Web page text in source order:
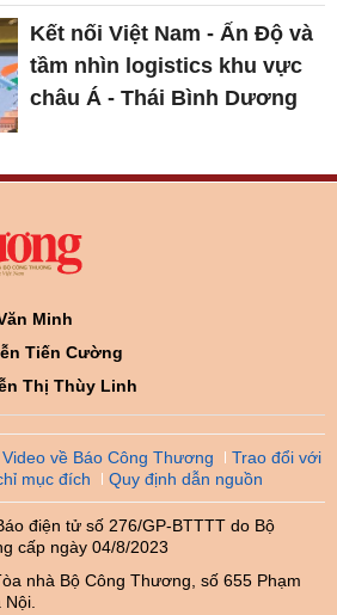
Kết nối Việt Nam - Ấn Độ và
tầm nhìn logistics khu vực
châu Á - Thái Bình Dương
Minh
Tiến Cường
Thị Thùy Linh
Video về Báo Công Thương
Trao đổi với
mục đích Quy định dẫn nguồn
điện tử số 276/GP-BTTTT do Bộ
cấp ngày 04/8/2023
nhà Bộ Công Thương, số 655 Phạm
Nội.